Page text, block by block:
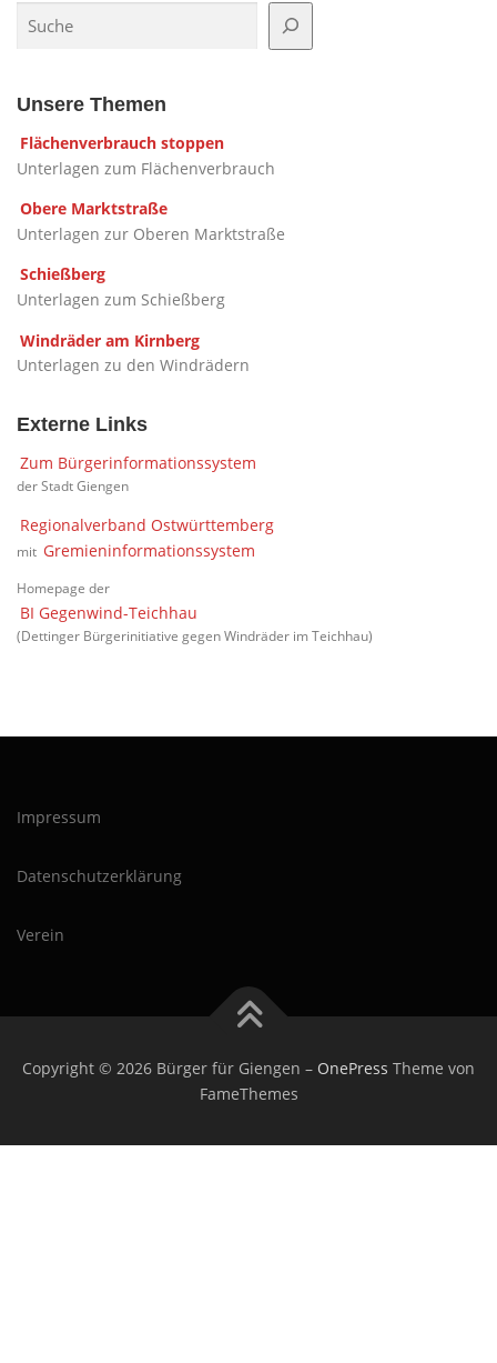
Unsere Themen
Flächenverbrauch stoppen
Unterlagen zum Flächenverbrauch
Obere Marktstraße
Unterlagen zur Oberen Marktstraße
Schießberg
Unterlagen zum Schießberg
Windräder am Kirnberg
Unterlagen zu den Windrädern
Externe Links
Zum Bürgerinformationssystem
der Stadt Giengen
Regionalverband Ostwürttemberg
mit Gremieninformationssystem
Homepage der
BI Gegenwind-Teichhau
(Dettinger Bürgerinitiative gegen Windräder im Teichhau)
Impressum
Datenschutzerklärung
Verein
Copyright © 2026 Bürger für Giengen – OnePress Theme von
FameThemes